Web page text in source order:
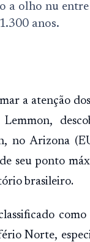
a olho nu
anos.
a atenção
no Arizona
seu ponto
brasileiro.
Norte,